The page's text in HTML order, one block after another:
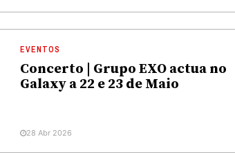
EVENTOS
Concerto | Grupo EXO actua no
Galaxy a 22 e 23 de Maio
28 Abr 2026